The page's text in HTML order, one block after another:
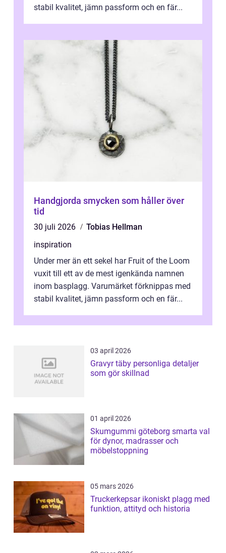
stabil kvalitet, jämn passform och en fär...
Handgjorda smycken som håller över
tid
30 juli 2026
Tobias Hellman
inspiration
Under mer än ett sekel har Fruit of the Loom
vuxit till ett av de mest igenkända namnen
inom basplagg. Varumärket förknippas med
stabil kvalitet, jämn passform och en fär...
03 april 2026
Gravyr täby personliga detaljer
som gör skillnad
01 april 2026
Skumgummi göteborg smarta val
för dynor, madrasser och
möbelstoppning
05 mars 2026
Truckerkepsar ikoniskt plagg med
funktion, attityd och historia